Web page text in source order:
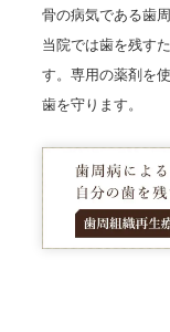
骨の病気である歯
当院では歯を残す
す。専用の薬剤を
歯を守ります。